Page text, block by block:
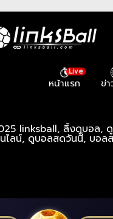
ข่
Live
หน้าแรก
linksball, ลิ้งดูบอล,
ไลน์, ดูบอลสดวันนี้, บอล